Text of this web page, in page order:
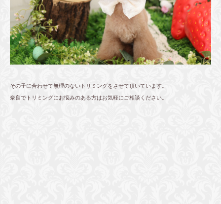
その子に合わせて無理のないトリミングをさせて頂いています。
奈良でトリミングにお悩みのある方はお気軽にご相談ください。